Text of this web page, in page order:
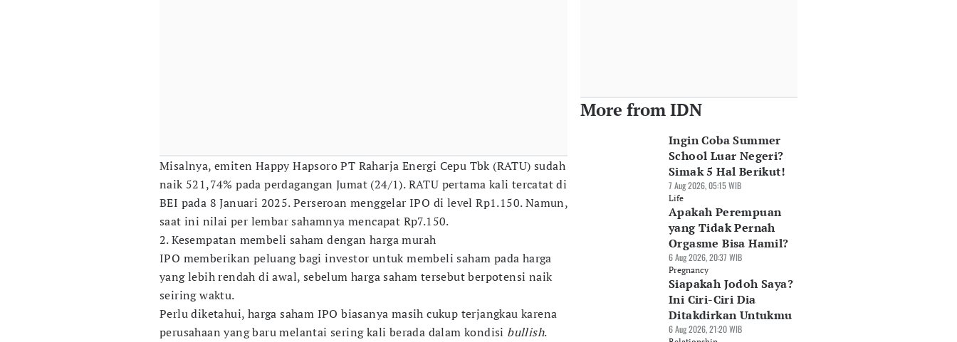
Misalnya, emiten Happy Hapsoro PT Raharja Energi Cepu Tbk (RATU) sudah
naik 521,74% pada perdagangan Jumat (24/1). RATU pertama kali tercatat di
BEI pada 8 Januari 2025. Perseroan menggelar IPO di level Rp1.150. Namun,
saat ini nilai per lembar sahamnya mencapat Rp7.150.
2. Kesempatan membeli saham dengan harga murah
IPO memberikan peluang bagi investor untuk membeli saham pada harga
yang lebih rendah di awal, sebelum harga saham tersebut berpotensi naik
seiring waktu.
Perlu diketahui, harga saham IPO biasanya masih cukup terjangkau karena
perusahaan yang baru melantai sering kali berada dalam kondisi bullish.
More from IDN
Ingin Coba Summer
School Luar Negeri?
Simak 5 Hal Berikut!
7 Aug 2026, 05:15 WIB
Life
Apakah Perempuan
yang Tidak Pernah
Orgasme Bisa Hamil?
6 Aug 2026, 20:37 WIB
Pregnancy
Siapakah Jodoh Saya?
Ini Ciri-Ciri Dia
Ditakdirkan Untukmu
6 Aug 2026, 21:20 WIB